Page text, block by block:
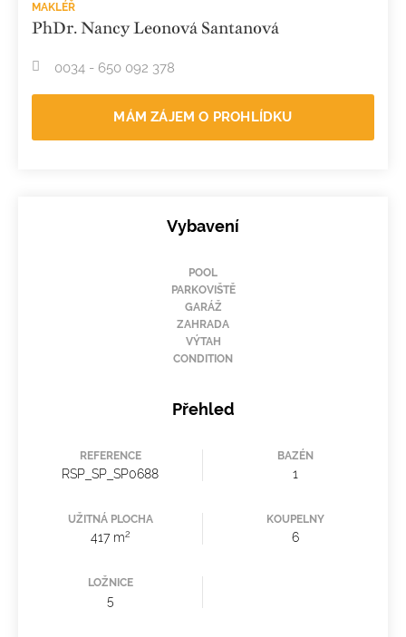
MAKLÉŘ
PhDr. Nancy Leonová Santanová
0034 - 650 092 378
MÁM ZÁJEM O PROHLÍDKU
Vybavení
POOL
PARKOVIŠTĚ
GARÁŽ
ZAHRADA
VÝTAH
CONDITION
Přehled
REFERENCE
RSP_SP_SP0688
BAZÉN
1
UŽITNÁ PLOCHA
417 m2
KOUPELNY
6
LOŽNICE
5